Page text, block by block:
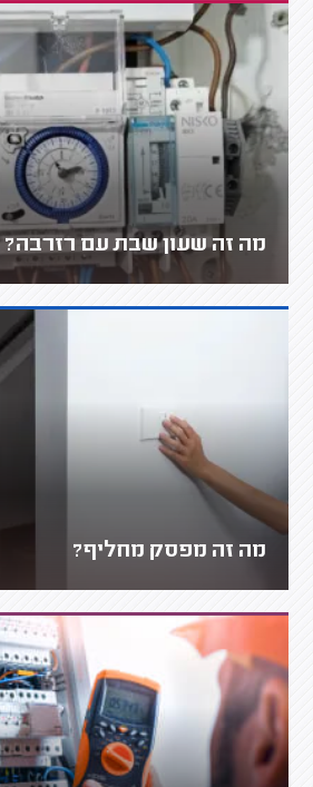
מה זה שעון שבת עם רזרבה?
מה זה מפסק מחליף?